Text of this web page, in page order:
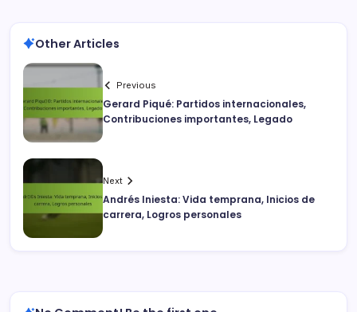
Other Articles
Previous
Gerard Piqué: Partidos internacionales,
Contribuciones importantes, Legado
Next
Andrés Iniesta: Vida temprana, Inicios de
carrera, Logros personales